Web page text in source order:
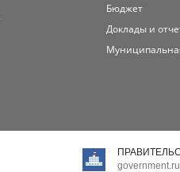
Бюджет
Доклады и
government.ru